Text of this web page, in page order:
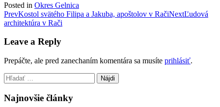
Posted in Okres Gelnica
Post
navigation
PrevKostol svätého Filipa a Jakuba, apoštolov v RačiNextĽudová
architektúra v Rači
Leave a Reply
Prepáčte, ale pred zanechaním komentára sa musíte prihlásiť.
Hľadať:
Najnovšie články